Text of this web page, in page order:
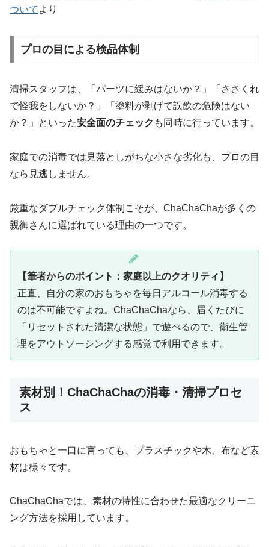
ついて より
プロの目による検品体制
清掃スタッフは、「パーツに緩みはないか？」「ささくれ
で怪我をしないか？」「塗料が剥げて誤飲の危険はない
か？」といった安全面のチェック も同時に行っています。
家庭での消毒では見落としがちな小さな劣化も、プロの目
なら見逃しません。
厳重なダブルチェック体制こそが、ChaChaChaが多くの
親御さんに選ばれている理由の一つです。
【筆者からのポイント：家庭以上のクオリティ】
正直、自分の家のおもちゃを毎日アルコール消毒する
のは不可能ですよね。ChaChaChaなら、届くたびに
「リセットされた清潔な状態」で遊べるので、衛生管
理をアウトソーシングする感覚で利用できます。
素材別！ChaChaChaの消毒・清掃プロセ
ス
おもちゃと一口に言っても、プラスチックや木、布など素
材は様々です。
ChaChaChaでは、素材の特性に合わせた最適なクリーニ
ング方法を採用しています。